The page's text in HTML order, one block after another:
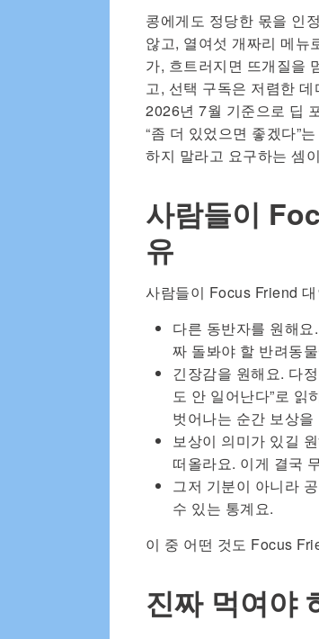
콩에게도 정당한 몫을 인
않고, 열여섯 개짜리 메뉴
가, 흐트러지면 뜨개질을
고, 선택 구독은 저렴한
2026년 7월 기준으로 딥
“좀 더 있었으면 좋겠다”
하지 말라고 요구하는 셈
사람들이
유
사람들이 Focus Friend
다른 동반자를 원해
짜 돌봐야 할 반려동
긴장감을 원해요. 다
도 안 일어난다”로 읽
벗어나는 순간 보상
보상이 의미가 있길
떠올라요. 이게 결국
그저 기분이 아니라
수 있는 통계요.
이 중 어떤 것도 Focus
진짜 먹여야